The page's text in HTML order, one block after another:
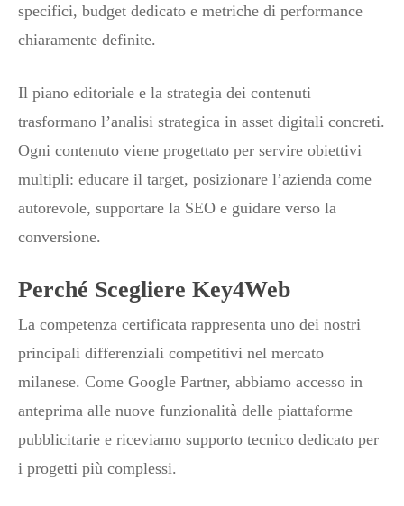
specifici, budget dedicato e metriche di performance
chiaramente definite.
Il piano editoriale e la strategia dei contenuti
trasformano l’analisi strategica in asset digitali concreti.
Ogni contenuto viene progettato per servire obiettivi
multipli: educare il target, posizionare l’azienda come
autorevole, supportare la SEO e guidare verso la
conversione.
Perché Scegliere Key4Web
La competenza certificata rappresenta uno dei nostri
principali differenziali competitivi nel mercato
milanese. Come Google Partner, abbiamo accesso in
anteprima alle nuove funzionalità delle piattaforme
pubblicitarie e riceviamo supporto tecnico dedicato per
i progetti più complessi.